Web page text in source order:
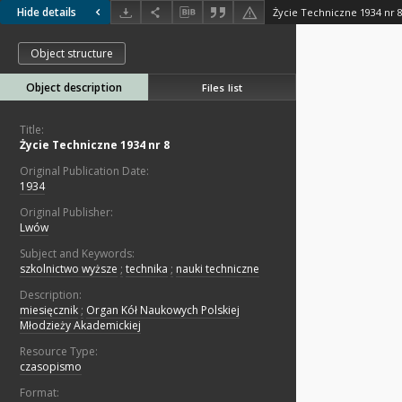
Hide details Życie Techniczne 1934 nr 8
Object structure
Object description Files list
Title:
Życie Techniczne 1934 nr 8
Original Publication Date:
1934
Original Publisher:
Lwów
Subject and Keywords:
szkolnictwo wyższe ; technika ; nauki techniczne
Description:
miesięcznik ; Organ Kół Naukowych Polskiej
Młodzieży Akademickiej
Resource Type:
czasopismo
Format: